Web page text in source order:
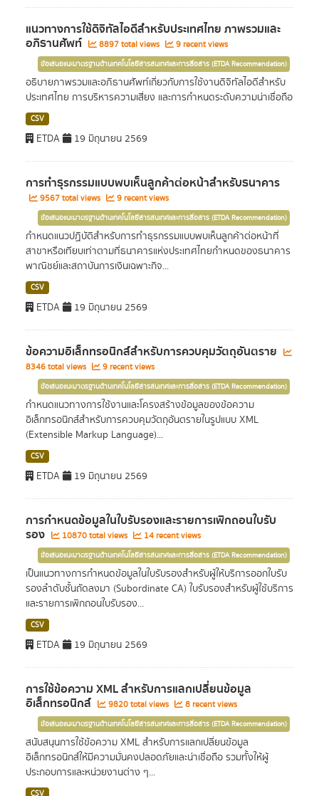
แนวทางการใช้ดิจิทัลไอดีสำหรับประเทศไทย ภาพรวมและ
อภิธานศัพท์ 8897 total views 9 recent views
ข้อเสนอแนะมาตรฐานด้านเทคโนโลยีสารสนเทศและการสื่อสาร (ETDA Recommendation)
อธิบายภาพรวมและอภิธานศัพท์เกี่ยวกับการใช้งานดิจิทัลไอดีสำหรับ
ประเทศไทย การบริหารความเสี่ยง และการกำหนดระดับความน่าเชื่อถือ
CSV
ETDA 19 มิถุนายน 2569
การทำธุรกรรมแบบพบเห็นลูกค้าต่อหน้าสำหรับธนาคาร
9567 total views 9 recent views
ข้อเสนอแนะมาตรฐานด้านเทคโนโลยีสารสนเทศและการสื่อสาร (ETDA Recommendation)
กำหนดแนวปฏิบัติสำหรับการทำธุรกรรมแบบพบเห็นลูกค้าต่อหน้าที่
สาขาหรือเทียบเท่าตามที่ธนาคารแห่งประเทศไทยกำหนดของธนาคาร
พาณิชย์และสถาบันการเงินเฉพาะกิจ...
CSV
ETDA 19 มิถุนายน 2569
ข้อความอิเล็กทรอนิกส์สำหรับการควบคุมวัตถุอันตราย
8346 total views 9 recent views
ข้อเสนอแนะมาตรฐานด้านเทคโนโลยีสารสนเทศและการสื่อสาร (ETDA Recommendation)
กำหนดแนวทางการใช้งานและโครงสร้างข้อมูลของข้อความ
อิเล็กทรอนิกส์สำหรับการควบคุมวัตถุอันตรายในรูปแบบ XML
(Extensible Markup Language)...
CSV
ETDA 19 มิถุนายน 2569
การกำหนดข้อมูลในใบรับรองและรายการเพิกถอนใบรับ
รอง 10870 total views 14 recent views
ข้อเสนอแนะมาตรฐานด้านเทคโนโลยีสารสนเทศและการสื่อสาร (ETDA Recommendation)
เป็นแนวทางการกำหนดข้อมูลในใบรับรองสำหรับผู้ให้บริการออกใบรับ
รองลำดับชั้นถัดลงมา (Subordinate CA) ใบรับรองสำหรับผู้ใช้บริการ
และรายการเพิกถอนใบรับรอง...
CSV
ETDA 19 มิถุนายน 2569
การใช้ข้อความ XML สำหรับการแลกเปลี่ยนข้อมูล
อิเล็กทรอนิกส์ 9820 total views 8 recent views
ข้อเสนอแนะมาตรฐานด้านเทคโนโลยีสารสนเทศและการสื่อสาร (ETDA Recommendation)
สนับสนุนการใช้ข้อความ XML สำหรับการแลกเปลี่ยนข้อมูล
อิเล็กทรอนิกส์ให้มีความมั่นคงปลอดภัยและน่าเชื่อถือ รวมทั้งให้ผู้
ประกอบการและหน่วยงานต่าง ๆ...